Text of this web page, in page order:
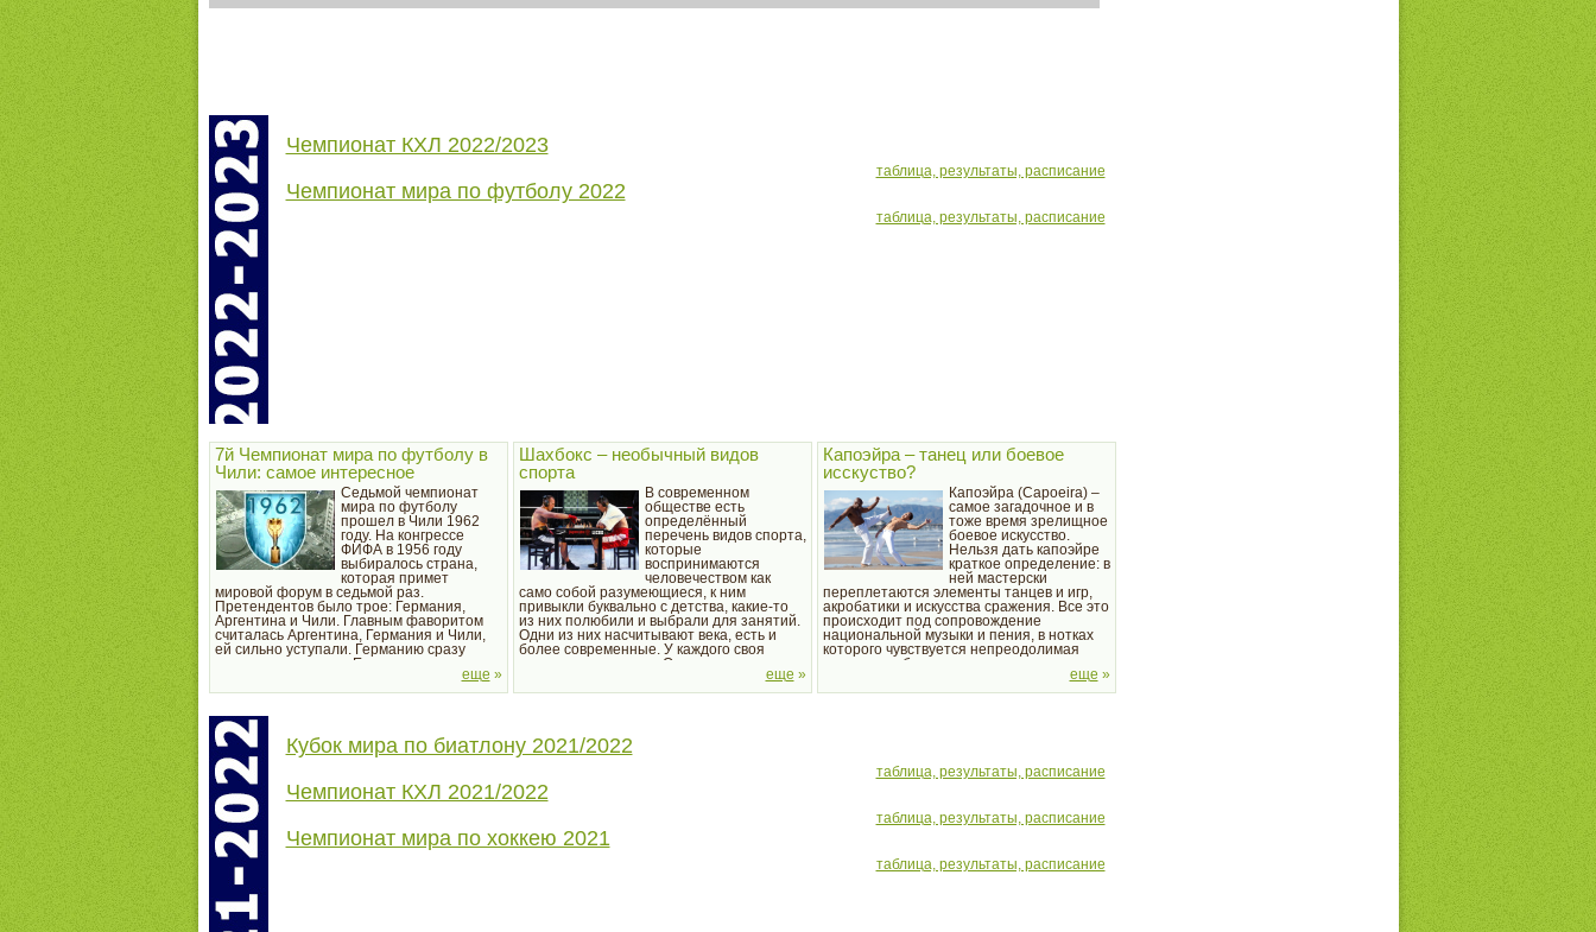
Чемпионат КХЛ 2022/2023
таблица, результаты, расписание
Чемпионат мира по футболу 2022
таблица, результаты, расписание
7й Чемпионат мира по футболу в
Чили: самое интересное
Седьмой чемпионат
мира по футболу
прошел в Чили 1962
году. На конгрессе
ФИФА в 1956 году
выбиралось страна,
которая примет
мировой форум в седьмой раз.
Претендентов было трое: Германия,
Аргентина и Чили. Главным фаворитом
считалась Аргентина, Германия и Чили,
ей сильно уступали. Германию сразу
отклонили, так как в Европе проводились
три прошлых больших турниров, а в Чили
произошло сильнейшее...
еще »
Шахбокс – необычный видов
спорта
В современном
обществе есть
определённый
перечень видов спорта,
которые
воспринимаются
человечеством как
само собой разумеющиеся, к ним
привыкли буквально с детства, какие-то
из них полюбили и выбрали для занятий.
Одни из них насчитывают века, есть и
более современные. У каждого своя
история и традиции. Однако на земном
несколько необычных видов спорта. Пока
еще »
Капоэйра – танец или боевое
исскуство?
Капоэйра (Capoeira) –
самое загадочное и в
тоже время зрелищное
боевое искусство.
Нельзя дать капоэйре
краткое определение: в
ней мастерски
переплетаются элементы танцев и игр,
акробатики и искусства сражения. Все это
происходит под сопровождение
национальной музыки и пения, в нотках
которого чувствуется непреодолимая
жажда к свободе.
еще »
Кубок мира по биатлону 2021/2022
таблица, результаты, расписание
Чемпионат КХЛ 2021/2022
таблица, результаты, расписание
Чемпионат мира по хоккею 2021
таблица, результаты, расписание